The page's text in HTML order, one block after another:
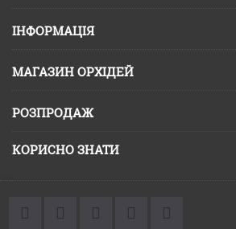
ІНФОРМАЦІЯ
МАГАЗИН ОРХІДЕЙ
РОЗПРОДАЖ
КОРИСНО ЗНАТИ